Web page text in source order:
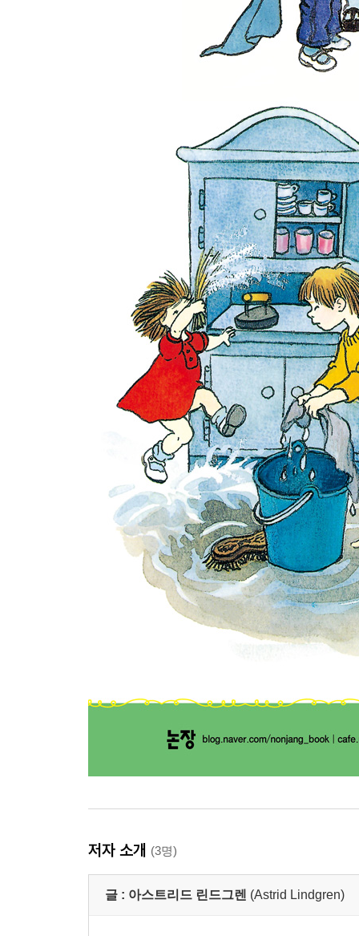
저자 소개 (3명)
글 : 아스트리드 린드그렌 (Astrid Lindgren)